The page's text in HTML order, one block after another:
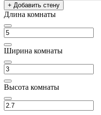
+ Добавить стену
Длина комнаты
Ширина комнаты
Высота комнаты